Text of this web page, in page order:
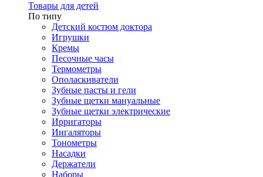
Товары для детей
По типу
Детский костюм доктора
Игрушки
Кремы
Песочные часы
Термометры
Ополаскиватели
Зубные пасты и гели
Зубные щетки мануальные
Зубные щетки электрические
Ирригаторы
Ингаляторы
Тонометры
Насадки
Держатели
Наборы